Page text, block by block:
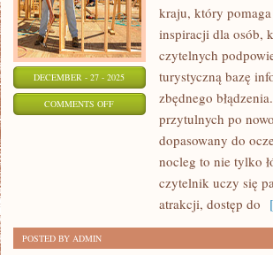
DECEMBER - 27 - 2025
COMMENTS OFFON
MIŁOŚNIKÓW
ADRENALINY
kraju, który
inspiracji dla osób,
czytelnych
turystyczną bazę
zbędnego
przytulnych po
dopasowany do
nocleg to nie tylko
czytelnik uczy się
atrakcji, dostęp do
POSTED BY ADMIN